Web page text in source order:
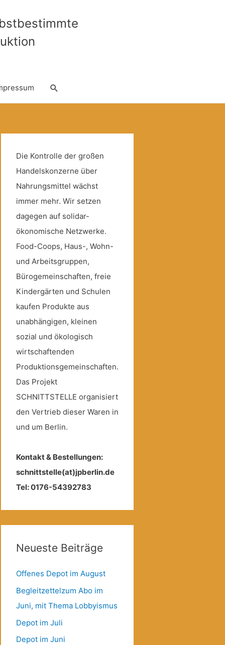
Suche
Die Kontrolle der großen
Handelskonzerne über
Nahrungsmittel wächst
immer mehr. Wir setzen
dagegen auf solidar-
ökonomische Netzwerke.
Food-Coops, Haus-, Wohn-
und Arbeitsgruppen,
Bürogemeinschaften, freie
Kindergärten und Schulen
kaufen Produkte aus
unabhängigen, kleinen
sozial und ökologisch
wirtschaftenden
Produktionsgemeinschaften.
Das Projekt
SCHNITTSTELLE organisiert
den Vertrieb dieser Waren in
und um Berlin.
Kontakt & Bestellungen:
schnittstelle(at)jpberlin.de
Tel: 0176-54392783
Neueste Beiträge
Offenes Depot im August
Begleitzettelzum Abo im
Juni, mit Thema Lobbyismus
Depot im Juli
Depot im Juni